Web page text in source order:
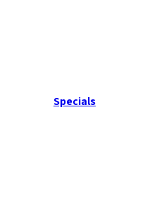
Specials